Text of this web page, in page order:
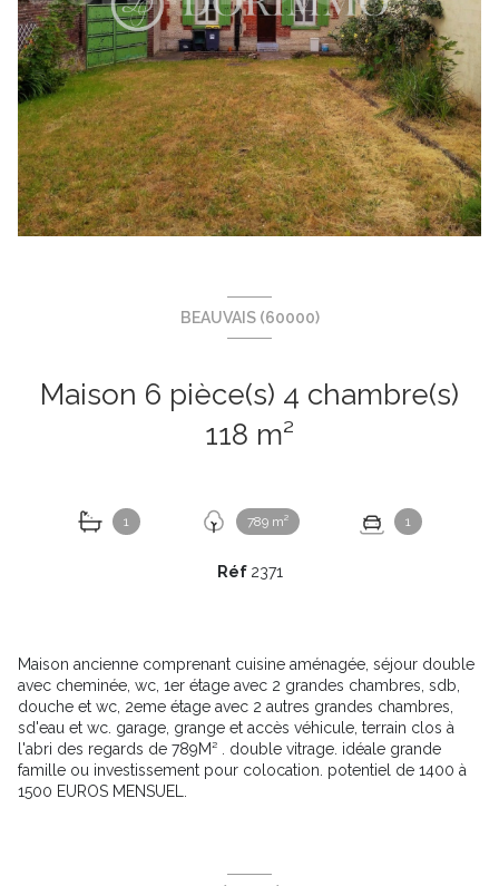
BEAUVAIS (60000)
Maison 6 pièce(s) 4 chambre(s)
118 m²
1 789 m² 1
Réf 2371
Maison ancienne comprenant cuisine aménagée, séjour double
avec cheminée, wc, 1er étage avec 2 grandes chambres, sdb,
douche et wc, 2eme étage avec 2 autres grandes chambres,
sd'eau et wc. garage, grange et accès véhicule, terrain clos à
l'abri des regards de 789M² . double vitrage. idéale grande
famille ou investissement pour colocation. potentiel de 1400 à
1500 EUROS MENSUEL.